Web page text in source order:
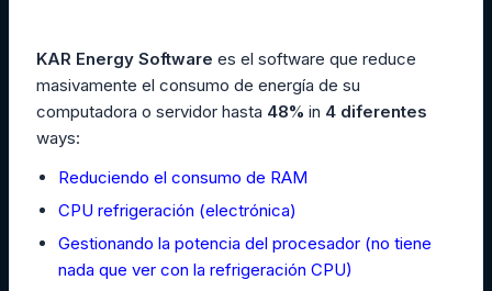
KAR Energy Software es el software que reduce
masivamente el consumo de energía de su
computadora o servidor hasta 48% in 4 diferentes
ways:
Reduciendo el consumo de RAM
CPU refrigeración (electrónica)
Gestionando la potencia del procesador (no tiene
nada que ver con la refrigeración CPU)